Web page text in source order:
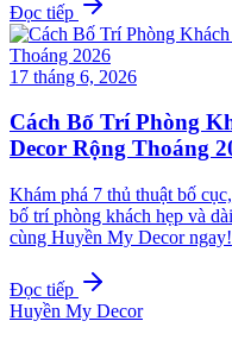
Đọc tiếp
17 tháng 6, 2026
Cách Bố Trí Phòng
Decor Rộng Thoáng
Khám phá 7 thủ thuật bố
bố trí phòng khách hẹp và
cùng Huyền My Decor ngay!
Đọc tiếp
Huyền My Decor